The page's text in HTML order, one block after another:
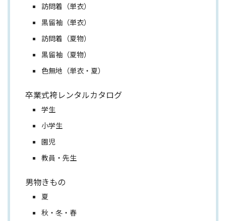
訪問着（単衣）
黒留袖（単衣）
訪問着（夏物）
黒留袖（夏物）
色無地（単衣・夏）
卒業式袴レンタルカタログ
学生
小学生
園児
教員・先生
男物きもの
夏
秋・冬・春